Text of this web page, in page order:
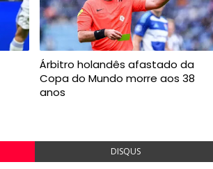
Árbitro holandês afastado da
Copa do Mundo morre aos 38
anos
DISQUS